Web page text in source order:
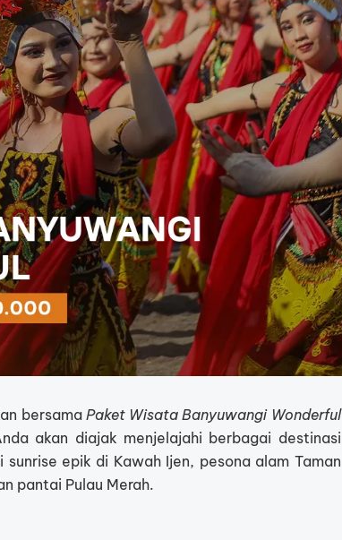
bersama Paket Wisata Banyuwangi Wonderful
akan diajak menjelajahi berbagai destinasi
sunrise epik di Kawah Ijen, pesona alam Taman
pantai Pulau Merah.